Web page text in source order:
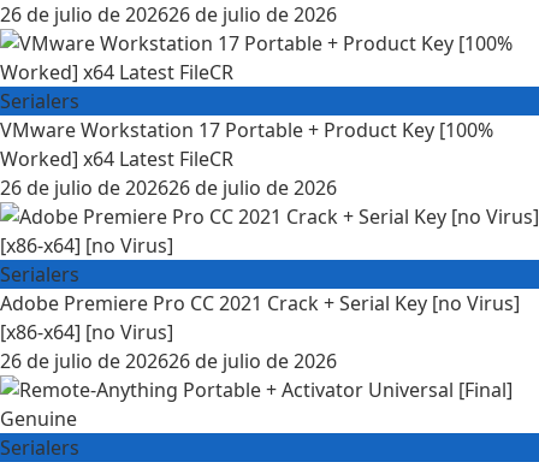
26 de julio de 202626 de julio de 2026
Serialers
VMware Workstation 17 Portable + Product Key [100%
Worked] x64 Latest FileCR
26 de julio de 202626 de julio de 2026
Serialers
Adobe Premiere Pro CC 2021 Crack + Serial Key [no Virus]
[x86-x64] [no Virus]
26 de julio de 202626 de julio de 2026
Serialers